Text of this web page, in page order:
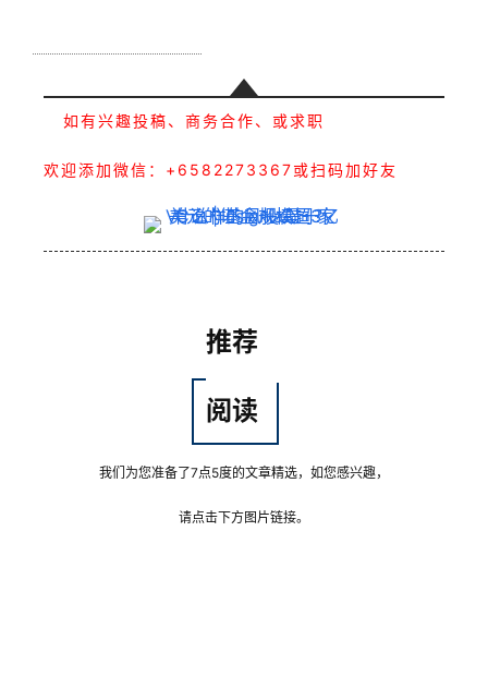
分
如有兴趣投稿、商务合作、或求职
欢迎添加微信：+6582273367或扫码加好友
推荐
阅读
我们为您准备了7点5度的文章精选，如您感兴趣，
请点击下方图片链接。